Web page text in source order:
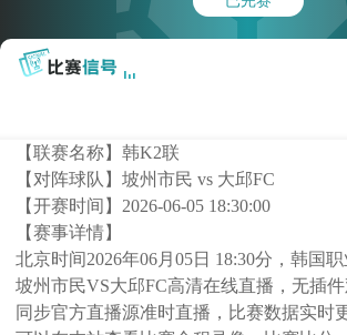
【联赛名称】韩K2联
【对阵球队】坡州市民 vs 大邱FC
【开赛时间】 2026-06-05 18:30:00
【赛事详情】
北京时间2026年06月05日 18:30分，韩国
坡州市民VS大邱FC高清在线直播，无插
同步官方直播源准时直播，比赛数据实时